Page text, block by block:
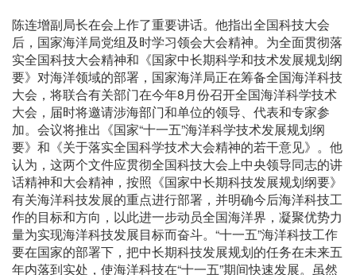
陈连增副局长在会上作了重要讲话。他指出全国科技大会
后，国家海洋局党组及时学习领会大会精神。为全面贯彻落
实全国科技大会精神和《国家中长期科学和技术发展规划纲
要》对海洋领域的部署，国家海洋局正在筹备全国海洋科技
大会，将联合有关部门在今年8月份召开全国海洋科学技术
大会，届时将邀请涉海部门和单位的领导、代表和专家参
加。会议将推出《国家“十一五”海洋科学技术发展规划纲
要》和《关于落实全国科学技术大会精神的若干意见》。他
认为，这两个文件应贯彻全国科技大会上中央领导同志的讲
话精神和大会精神，按照《国家中长期科技发展规划纲要》
有关海洋科技发展的重点进行部署，并明确今后海洋科技工
作的目标和方向，以此进一步动员全国海洋界，凝聚优势力
量为实现海洋科技发展目标而奋斗。“十一五”海洋科技工作
要在国家的部署下，把中长期科技发展规划的任务在未来五
年内落到实处，使海洋科技在“十一五”期间快速发展。虽然